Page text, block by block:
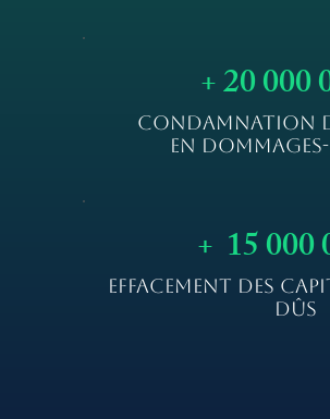
+ 20 000
CONDAMNATION
EN
+ 15 000
EFFACEMENT DES
DÛS